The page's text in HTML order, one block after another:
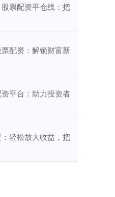
票配资平仓线：把
配资：解锁财富新
平台：助力投资者
轻松放大收益，把